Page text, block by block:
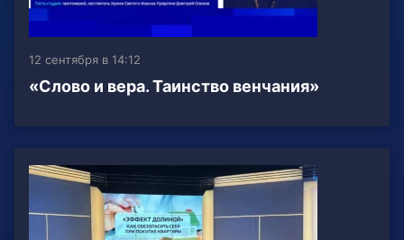
12 сентября в 14:12
«Слово и вера. Таинство венчания»